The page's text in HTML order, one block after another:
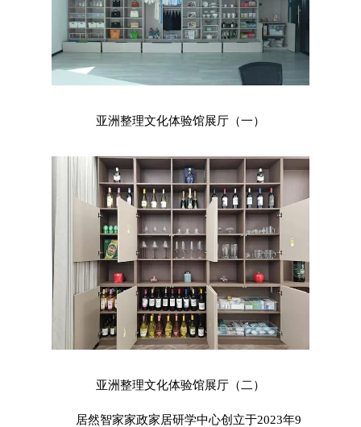
亚洲整理文化体验馆展厅（一）
亚洲整理文化体验馆展厅（二）
居然智家家政家居研学中心创立于2023年9